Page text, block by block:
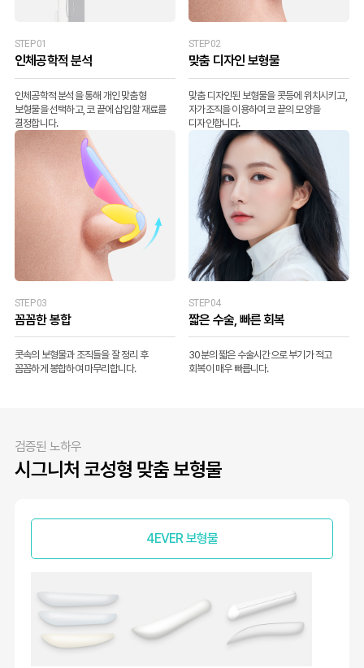
STEP 01
인체공학적 분석
인체공학적 분석을 통해 개인 맞춤형
보형물을 선택하고, 코 끝에 삽입할 재료를
결정합니다.
STEP 02
맞춤 디자인 보형물
맞춤 디자인된 보형물을 콧등에 위치시키고,
자가조직을 이용하여 코 끝의 모양을
디자인합니다.
STEP 03
꼼꼼한 봉합
콧속의 보형물과 조직들을 잘 정리 후
꼼꼼하게 봉합하여 마무리합니다.
STEP 04
짧은 수술, 빠른 회복
30분의 짧은 수술시간으로 부기가 적고
회복이 매우 빠릅니다.
검증된 노하우
시그니처 코성형 맞춤 보형물
4EVER 보형물